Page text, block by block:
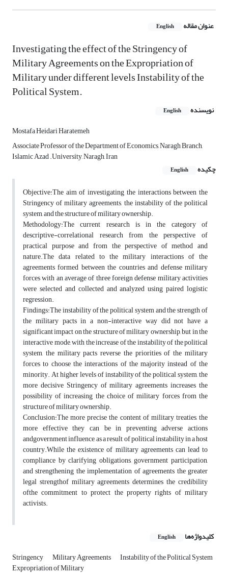
عنوان مقاله English
Investigating the effect of the Stringency of
Military Agreements on the Expropriation of
Military under different levels Instability of the
Political System.
نویسنده English
Mostafa Heidari Haratemeh
Associate Professor of the Department of Economics, Naragh Branch,
Islamic Azad .University, Naragh, Iran
چکیده
English
Objective:The aim of investigating the interactions between the
Stringency of military agreements, the instability of the political
system, and the structure of military ownership.
Methodology:The current research is in the category of
descriptive-correlational research from the perspective of
practical purpose and from the perspective of method and
nature.The data related to the military interactions of the
agreements formed between the countries and defense military
forces with an average of three foreign defense military activities
were selected and collected and analyzed using paired logistic
regression.
Findings:The instability of the political system and the strength of
the military pacts in a non-interactive way did not have a
significant impact on the structure of military ownership, but in the
interactive mode, with the increase of the instability of the political
system, the military pacts reverse the priorities of the military
forces to choose the interactions of the majority instead of the
minority. At higher levels of instability of the political system, the
more decisive Stringency of military agreements increases the
possibility of increasing the choice of military forces from the
structure of military ownership.
Conclusion:The more precise the content of military treaties, the
more effective they can be in preventing adverse actions
andgovernment influence, as a result of political instability in a host
country.While the existence of military agreements can lead to
compliance by clarifying obligations, government participation,
and strengthening the implementation of agreements the greater
legal strengthof military agreements determines the credibility
ofthe commitment to protect the property rights of military
activists.
کلیدواژه‌ها English
Stringency Military Agreements Instability of the Political System
Expropriation of Military